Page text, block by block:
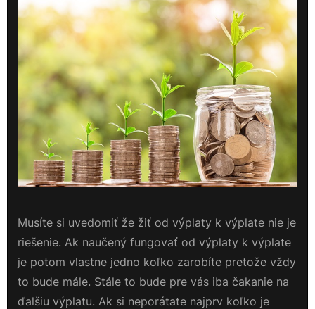
Musíte si uvedomiť že žiť od výplaty k výplate nie je
riešenie. Ak naučený fungovať od výplaty k výplate
je potom vlastne jedno koľko zarobíte pretože vždy
to bude mále. Stále to bude pre vás iba čakanie na
ďalšiu výplatu. Ak si neporátate najprv koľko je